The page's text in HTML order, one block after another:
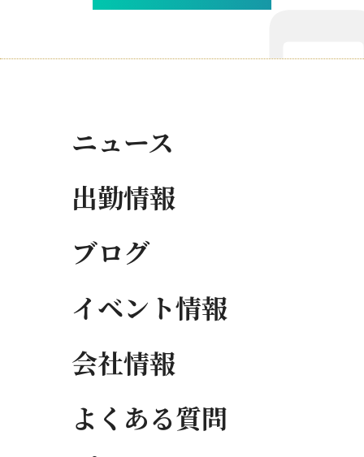
ニュース
出勤情報
ブログ
イベント情報
会社情報
よくある質問